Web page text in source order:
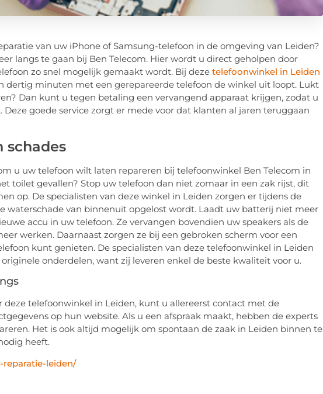
van uw iPhone of Samsung-telefoon in de omgeving van Leiden?
langs te gaan bij Ben Telecom. Hier wordt u direct geholpen door
zo snel mogelijk gemaakt wordt. Bij deze telefoonwinkel in Leiden
dertig minuten met een gerepareerde telefoon de winkel uit loopt. Lukt
Dan kunt u tegen betaling een vervangend apparaat krijgen, zodat u
goede service zorgt er mede voor dat klanten al jaren teruggaan
schades
u uw telefoon wilt laten repareren bij telefoonwinkel Ben Telecom in
toilet gevallen? Stop uw telefoon dan niet zomaar in een zak rijst, dit
op. De specialisten van deze winkel in Leiden zorgen er tijdens de
waterschade van binnenuit opgelost wordt. Laadt uw batterij niet meer
accu in uw telefoon. Ze vervangen bovendien uw speakers als de
werken. Daarnaast zorgen ze bij een gebroken scherm voor een
kunt genieten. De specialisten van deze telefoonwinkel in Leiden
onderdelen, want zij leveren enkel de beste kwaliteit voor u.
deze telefoonwinkel in Leiden, kunt u allereerst contact met de
op hun website. Als u een afspraak maakt, hebben de experts
Het is ook altijd mogelijk om spontaan de zaak in Leiden binnen te
heeft.
leiden/